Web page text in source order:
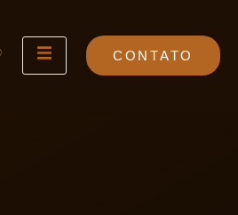
CONTATO